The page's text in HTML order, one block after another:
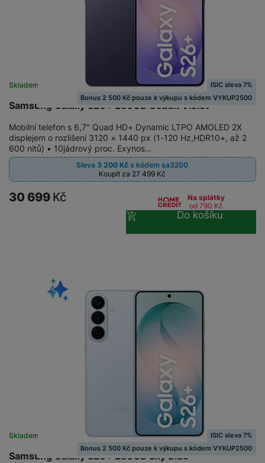
Samsung Galaxy S26+ 256GB Cobalt Violet
Skladem
ISIC sleva 7%
Bonus 2 500 Kč pouze k výkupu s kódem VYKUP2500
Mobilní telefon s 6,7" Quad HD+ Dynamic LTPO AMOLED 2X
displejem o rozlišení 3120 × 1440 px (1-120 Hz,HDR10+, až 2
600 nitů) • 10jádrový proc. Exynos…
Sleva 3 200Kč s kódemsa3200
Koupit za 27 499 Kč
30 699 Kč
Na splátky
od 790 Kč
Do košíku
Samsung Galaxy S26+ 256GB Sky Blue
Skladem na prodejně na 2 prodejnách
ISIC sleva 7%
Bonus 2 500 Kč pouze k výkupu s kódem VYKUP2500